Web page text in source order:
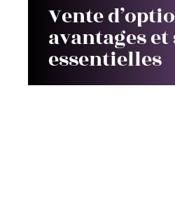
Vente
avantages
essentielles